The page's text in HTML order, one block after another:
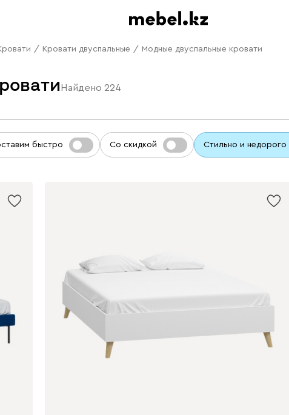
/ Кровати двуспальные / Модные двуспальные кровати
Найдено 224
быстро Со скидкой Стильно и недорого